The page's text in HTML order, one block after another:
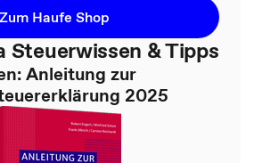
Zum Haufe Shop
Steuerwissen & Tipps
Anleitung zur
2025